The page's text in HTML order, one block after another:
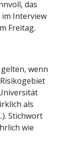
das
im Interview
Freitag.
wenn
als
Stichwort
wie